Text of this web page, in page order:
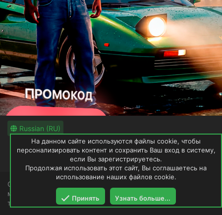
Russian (RU)
Обратная связь
Условия и правила
Политика конфиденциальности
Помощь
GTAWRLD не имеет и не претендует на права загруженных
модификаций. Ресурс будет удалён по первому
требованию владельца.
На данном сайте используются файлы cookie, чтобы
персонализировать контент и сохранить Ваш вход в систему,
если Вы зарегистрируетесь.
Продолжая использовать этот сайт, Вы соглашаетесь на
использование наших файлов cookie.
Принять Узнать больше...